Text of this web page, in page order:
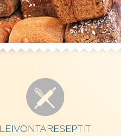
LEIVONTARESEPTIT